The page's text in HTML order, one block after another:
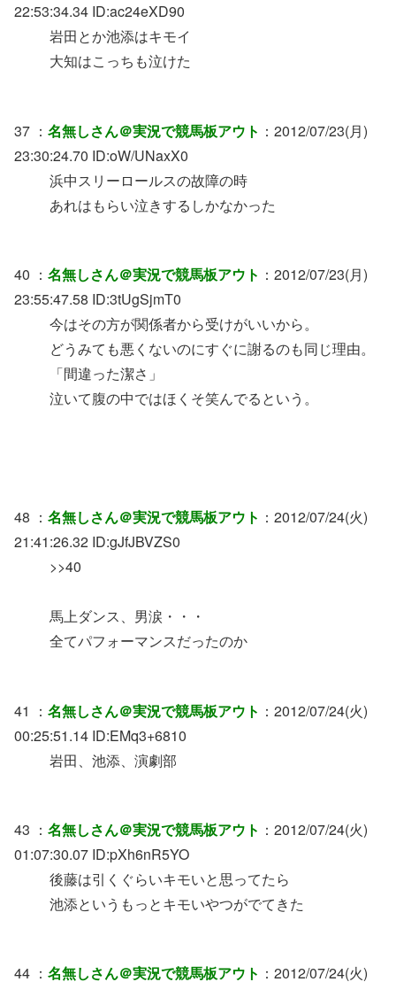
22:53:34.34 ID:ac24eXD90
岩田とか池添はキモイ
大知はこっちも泣けた
37 ： 名無しさん＠実況で競馬板アウト ：2012/07/23(月)
23:30:24.70 ID:oW/UNaxX0
浜中スリーロールスの故障の時
あれはもらい泣きするしかなかった
40 ： 名無しさん＠実況で競馬板アウト ：2012/07/23(月)
23:55:47.58 ID:3tUgSjmT0
今はその方が関係者から受けがいいから。
どうみても悪くないのにすぐに謝るのも同じ理由。
「間違った潔さ」
泣いて腹の中ではほくそ笑んでるという。
48 ： 名無しさん＠実況で競馬板アウト ：2012/07/24(火)
21:41:26.32 ID:gJfJBVZS0
>>40
馬上ダンス、男涙・・・
全てパフォーマンスだったのか
41 ： 名無しさん＠実況で競馬板アウト ：2012/07/24(火)
00:25:51.14 ID:EMq3+6810
岩田、池添、演劇部
43 ： 名無しさん＠実況で競馬板アウト ：2012/07/24(火)
01:07:30.07 ID:pXh6nR5YO
後藤は引くぐらいキモいと思ってたら
池添というもっとキモいやつがでてきた
44 ： 名無しさん＠実況で競馬板アウト ：2012/07/24(火)